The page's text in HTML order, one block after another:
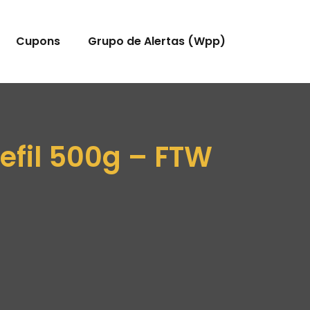
Cupons Grupo de Alertas (Wpp)
500g – FTW